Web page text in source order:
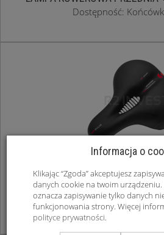
Dostępność:
SIODEŁKO
Dostępność:
Informacja o
Klikając “Zgoda” akceptujesz
danych cookie na twoim urządzeniu.
oznacza zapisywanie tylko danych
funkcjonowania strony. Więcej
polityce prywatności.